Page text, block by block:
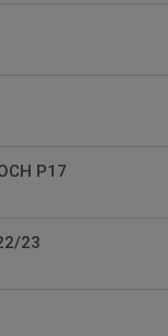
P17
23